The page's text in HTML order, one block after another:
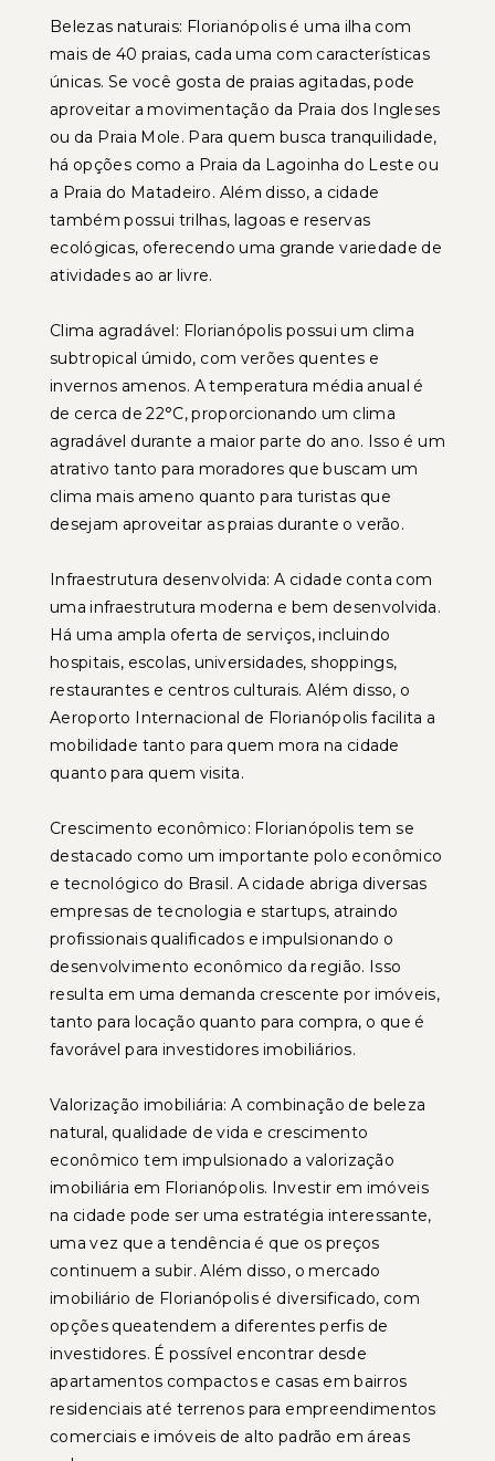
Belezas naturais: Florianópolis é uma ilha com
mais de 40 praias, cada uma com características
únicas. Se você gosta de praias agitadas, pode
aproveitar a movimentação da Praia dos Ingleses
ou da Praia Mole. Para quem busca tranquilidade,
há opções como a Praia da Lagoinha do Leste ou
a Praia do Matadeiro. Além disso, a cidade
também possui trilhas, lagoas e reservas
ecológicas, oferecendo uma grande variedade de
atividades ao ar livre.
Clima agradável: Florianópolis possui um clima
subtropical úmido, com verões quentes e
invernos amenos. A temperatura média anual é
de cerca de 22°C, proporcionando um clima
agradável durante a maior parte do ano. Isso é um
atrativo tanto para moradores que buscam um
clima mais ameno quanto para turistas que
desejam aproveitar as praias durante o verão.
Infraestrutura desenvolvida: A cidade conta com
uma infraestrutura moderna e bem desenvolvida.
Há uma ampla oferta de serviços, incluindo
hospitais, escolas, universidades, shoppings,
restaurantes e centros culturais. Além disso, o
Aeroporto Internacional de Florianópolis facilita a
mobilidade tanto para quem mora na cidade
quanto para quem visita.
Crescimento econômico: Florianópolis tem se
destacado como um importante polo econômico
e tecnológico do Brasil. A cidade abriga diversas
empresas de tecnologia e startups, atraindo
profissionais qualificados e impulsionando o
desenvolvimento econômico da região. Isso
resulta em uma demanda crescente por imóveis,
tanto para locação quanto para compra, o que é
favorável para investidores imobiliários.
Valorização imobiliária: A combinação de beleza
natural, qualidade de vida e crescimento
econômico tem impulsionado a valorização
imobiliária em Florianópolis. Investir em imóveis
na cidade pode ser uma estratégia interessante,
uma vez que a tendência é que os preços
continuem a subir. Além disso, o mercado
imobiliário de Florianópolis é diversificado, com
opções queatendem a diferentes perfis de
investidores. É possível encontrar desde
apartamentos compactos e casas em bairros
residenciais até terrenos para empreendimentos
comerciais e imóveis de alto padrão em áreas